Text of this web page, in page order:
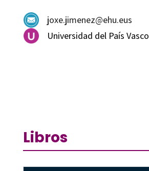
joxe.jimenez@ehu.eus
Universidad del País Vasco
Libros